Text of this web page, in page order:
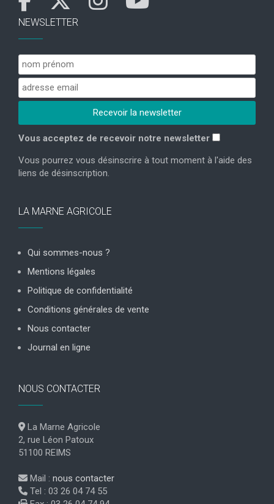
NEWSLETTER
Vous acceptez de recevoir notre newsletter
Vous pourrez vous désinscrire à tout moment à l'aide des
liens de désinscription.
LA MARNE AGRICOLE
Qui sommes-nous ?
Mentions légales
Politique de confidentialité
Conditions générales de vente
Nous contacter
Journal en ligne
NOUS CONTACTER
La Marne Agricole
2, rue Léon Patoux
51100 REIMS
Mail : nous contacter
Tel : 03 26 04 74 55